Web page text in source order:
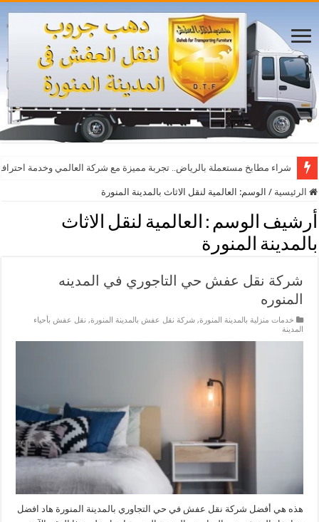
شراء مطابخ مستعملة بالرياض.. تجربة مميزة مع شركة العالمي وخدمة
أفضل مواقع مشاهدة مباريات اليوم بث مباشر بدون تقطيع
الرئيسية / الوسم: العالمية لنقل الاثاث بالمدينة المنورة
أرشيف الوسم : العالمية لنقل الاثاث
بالمدينة المنورة
شركة نقل عفش حي التاجوري في المدينه
المنوره
خدمات منزلية بالمدينة المنورة,شركة نقل عفش بالمدينة المنورة, نقل عفش بأحياء
المدينة
هذه هي أفضل شركة نقل عفش في حي التجاوري بالمدينة المنورة هاد افضل